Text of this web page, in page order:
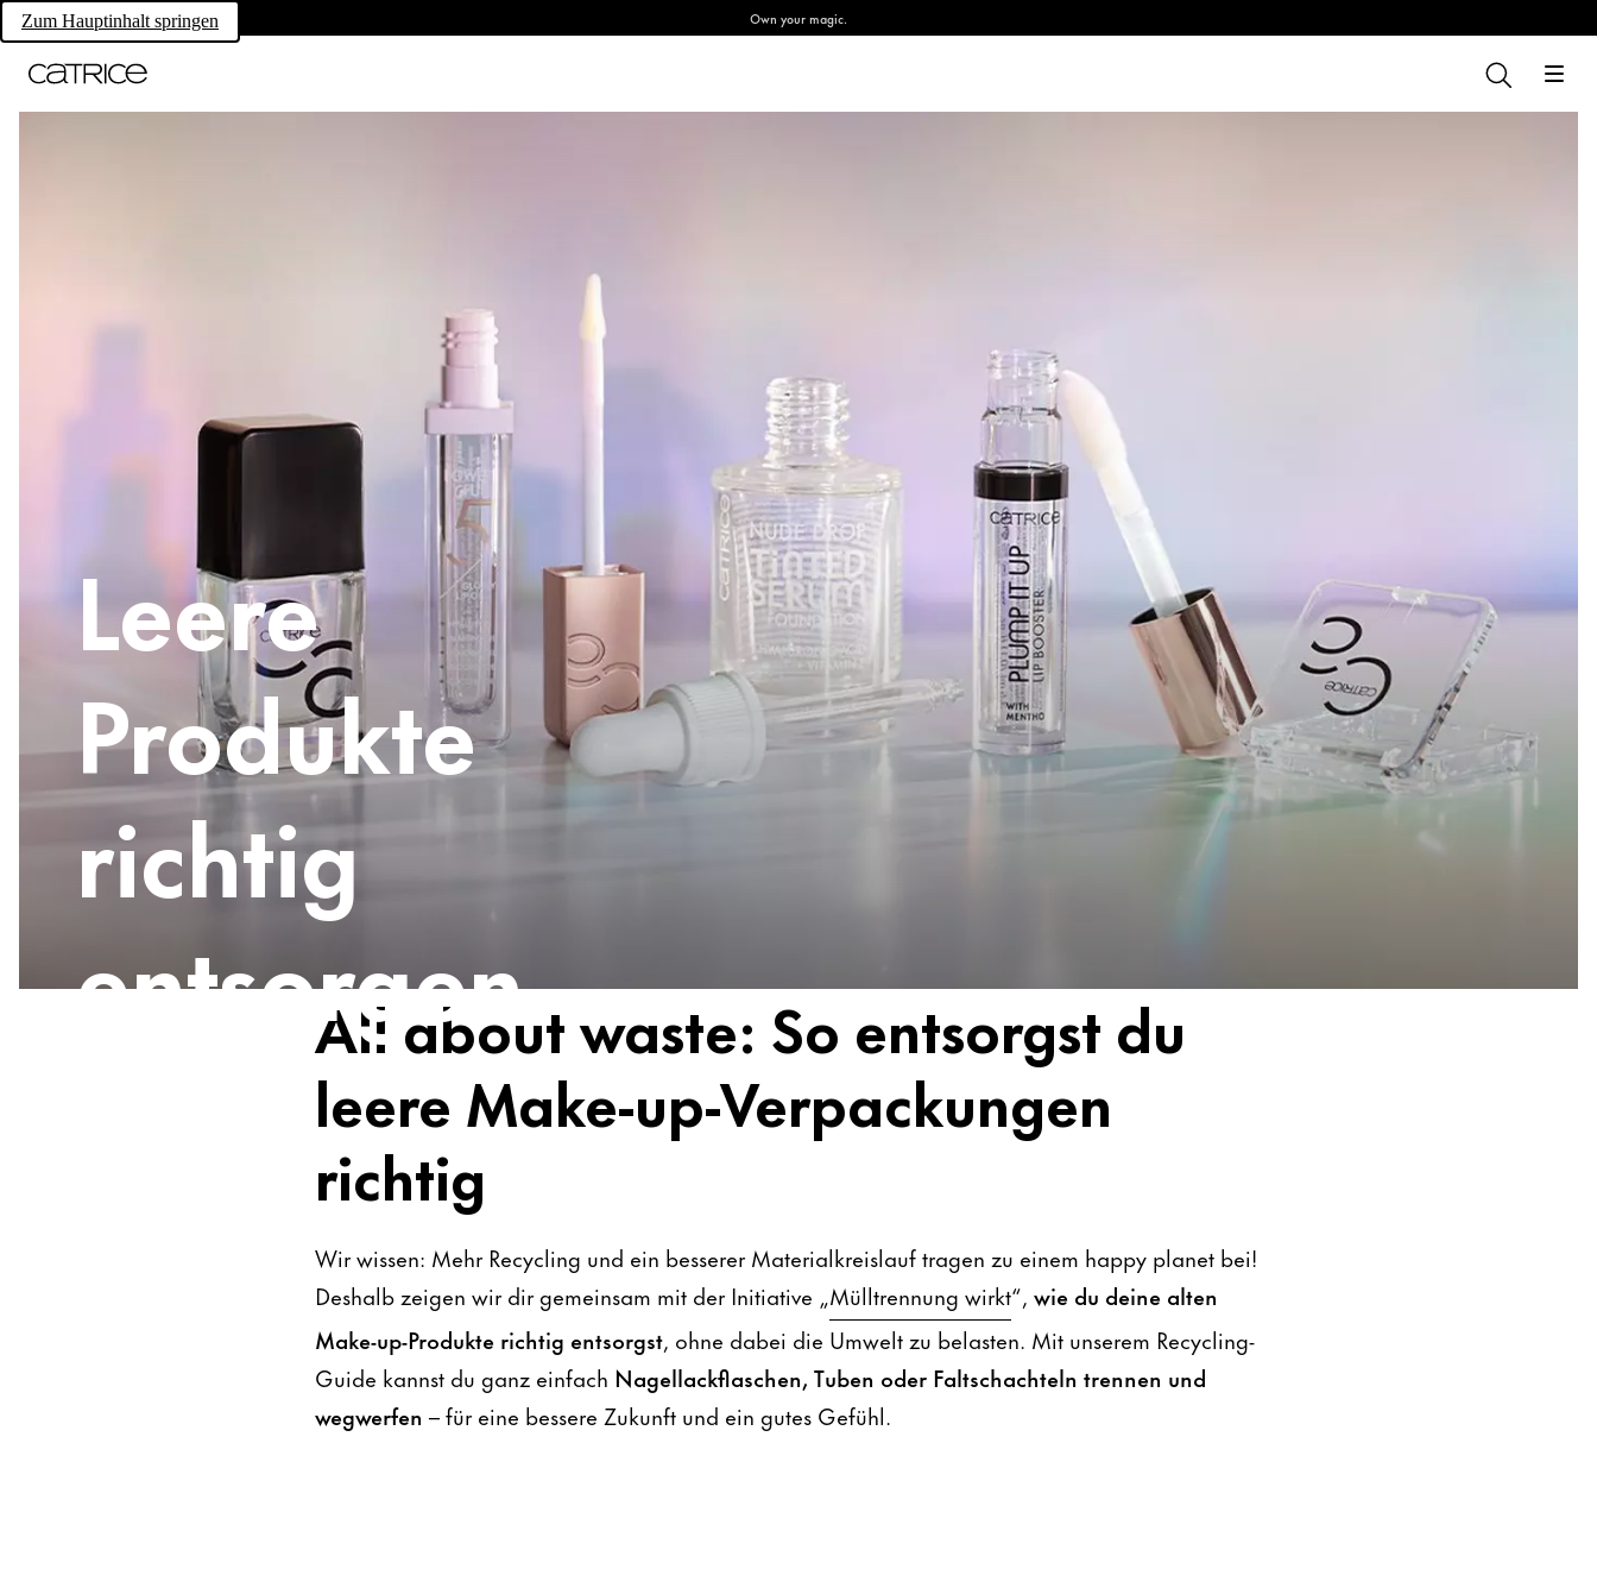
Zum Hauptinhalt springen Own your magic.
Leere
Produkte
richtig
entsorgenAll about waste: So entsorgst du
leere Make-up-Verpackungen
richtig
Wir wissen: Mehr Recycling und ein besserer Materialkreislauf tragen zu einem happy planet bei!
Deshalb zeigen wir dir gemeinsam mit der Initiative „Mülltrennung wirkt“, wie du deine alten
Make-up-Produkte richtig entsorgst, ohne dabei die Umwelt zu belasten. Mit unserem Recycling-
Guide kannst du ganz einfach Nagellackflaschen, Tuben oder Faltschachteln trennen und
wegwerfen – für eine bessere Zukunft und ein gutes Gefühl.